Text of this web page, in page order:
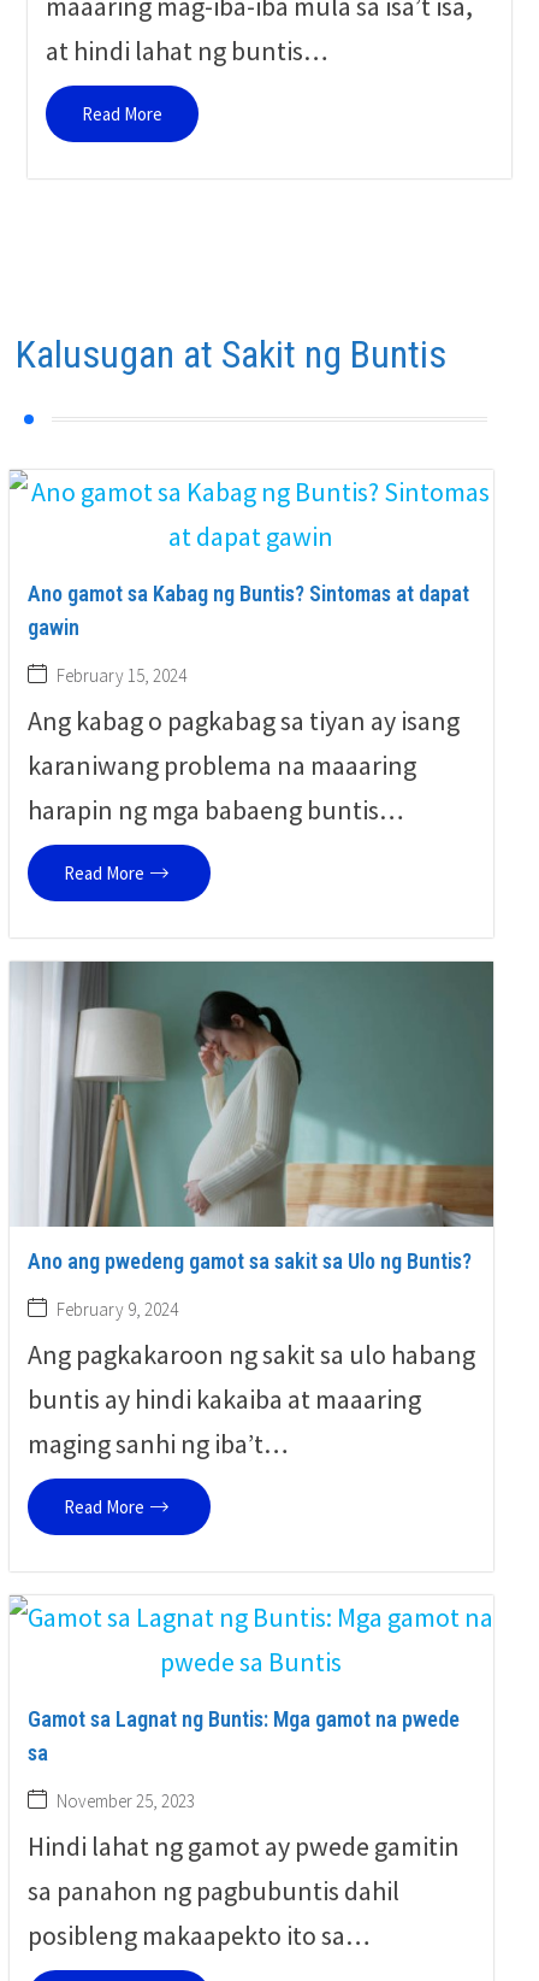
at hindi lahat ng buntis…
Read More
Kalusugan at Sakit ng Buntis
Ano gamot sa Kabag ng Buntis? Sintomas at dapat
gawin
February 15, 2024
Ang kabag o pagkabag sa tiyan ay isang
karaniwang problema na maaaring
harapin ng mga babaeng buntis…
Read More
Ano ang pwedeng gamot sa sakit sa Ulo ng Buntis?
February 9, 2024
Ang pagkakaroon ng sakit sa ulo habang
buntis ay hindi kakaiba at maaaring
maging sanhi ng iba’t…
Read More
Gamot sa Lagnat ng Buntis: Mga gamot na pwede
sa
November 25, 2023
Hindi lahat ng gamot ay pwede gamitin
sa panahon ng pagbubuntis dahil
posibleng makaapekto ito sa…